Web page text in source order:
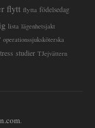
flytt flytta födelsedag
lista lägenhetsjakt
operationssjuksköterska
studier TJejvättern
.